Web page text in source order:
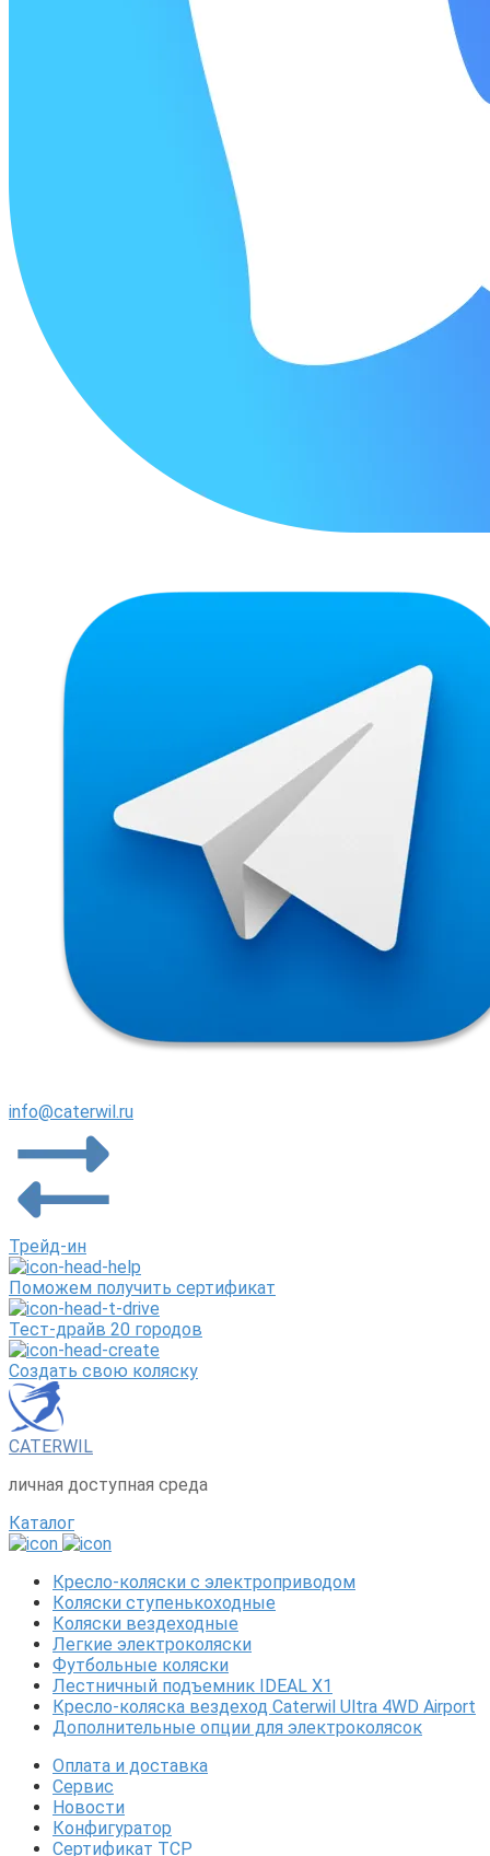
info@caterwil.ru
Трейд-ин
Поможем получить сертификат
Тест-драйв 20 городов
Создать свою коляску
CATERWIL
личная доступная среда
Каталог
Кресло-коляски с электроприводом
Коляски ступенькоходные
Коляски вездеходные
Легкие электроколяски
Футбольные коляски
Лестничный подъемник IDEAL X1
Кресло-коляска вездеход Caterwil Ultra 4WD Airport
Дополнительные опции для электроколясок
Оплата и доставка
Сервис
Новости
Конфигуратор
Сертификат ТСР